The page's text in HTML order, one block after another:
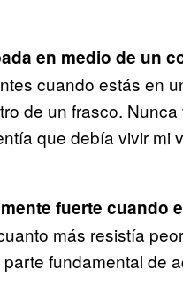
en medio de un
cuando estás en
de un frasco.
que debía vivir mi
fuerte cuando
más resistía
fundamental de